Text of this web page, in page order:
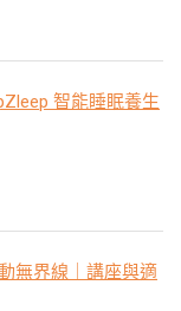
智能睡眠養生
無界線｜講座與適